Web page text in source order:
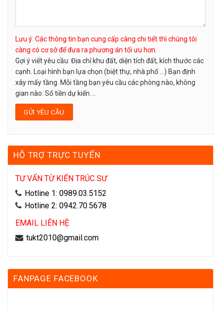
Lưu ý: Các thông tin bạn cung cấp càng chi tiết thì chúng tôi
càng có cơ sở để đưa ra phương án tối ưu hơn.
Gợi ý viết yêu cầu: Địa chỉ khu đất, diện tích đất, kích thước các
cạnh. Loại hình bạn lựa chọn (biệt thự, nhà phố …) Bạn định
xây mấy tầng. Mỗi tầng bạn yêu cầu các phòng nào, không
gian nào. Số tiền dự kiến ...
HỖ TRỢ TRỰC TUYẾN
TƯ VẤN TỪ KIẾN TRÚC SƯ
Hotline 1: 0989.03.5152
Hotline 2: 0942.70.5678
EMAIL LIÊN HỆ
tukt2010@gmail.com
FANPAGE FACEBOOK